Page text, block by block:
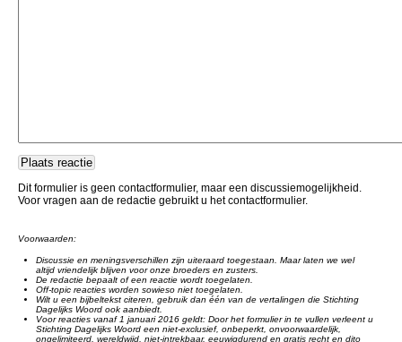
Dit formulier is geen contactformulier, maar een discussiemogelijkheid.
Voor vragen aan de redactie gebruikt u het contactformulier.
Voorwaarden:
Discussie en meningsverschillen zijn uiteraard toegestaan. Maar laten we wel
altijd vriendelijk blijven voor onze broeders en zusters.
De redactie bepaalt of een reactie wordt toegelaten.
Off-topic reacties worden sowieso niet toegelaten.
Wilt u een bijbeltekst citeren, gebruik dan één van de vertalingen die Stichting
Dagelijks Woord ook aanbiedt.
Voor reacties vanaf 1 januari 2016 geldt: Door het formulier in te vullen verleent u
Stichting Dagelijks Woord een niet-exclusief, onbeperkt, onvoorwaardelijk,
ongelimiteerd, wereldwijd, niet-intrekbaar, eeuwigdurend en gratis recht en dito